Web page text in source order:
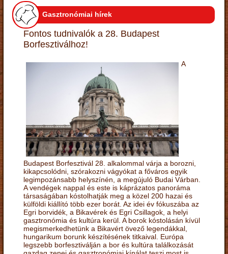
Gasztronómiai hírek
Fontos tudnivalók a 28. Budapest
Borfesztiválhoz!
A
Budapest Borfesztivál 28. alkalommal várja a borozni,
kikapcsolódni, szórakozni vágyókat a főváros egyik
legimpozánsabb helyszínén, a megújuló Budai Várban.
A vendégek nappal és este is káprázatos panoráma
társaságában kóstolhatják meg a közel 200 hazai és
külföldi kiállító több ezer borát. Az idei év fókuszába az
Egri borvidék, a Bikavérek és Egri Csillagok, a helyi
gasztronómia és kultúra kerül. A borok kóstolásán kívül
megismerkedhetünk a Bikavért övező legendákkal,
hungarikum borunk készítésének titkaival. Európa
legszebb borfesztiválján a bor és kultúra találkozását